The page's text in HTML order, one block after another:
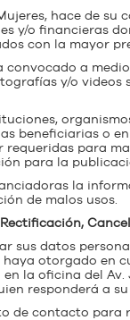
hace de
y/o financieras
con la mayor
convocado a
y/o videos
beneficiarias o
para
para la
la
de malos usos.
sus datos
otorgado en
la oficina del Av.
responderá a
de contacto